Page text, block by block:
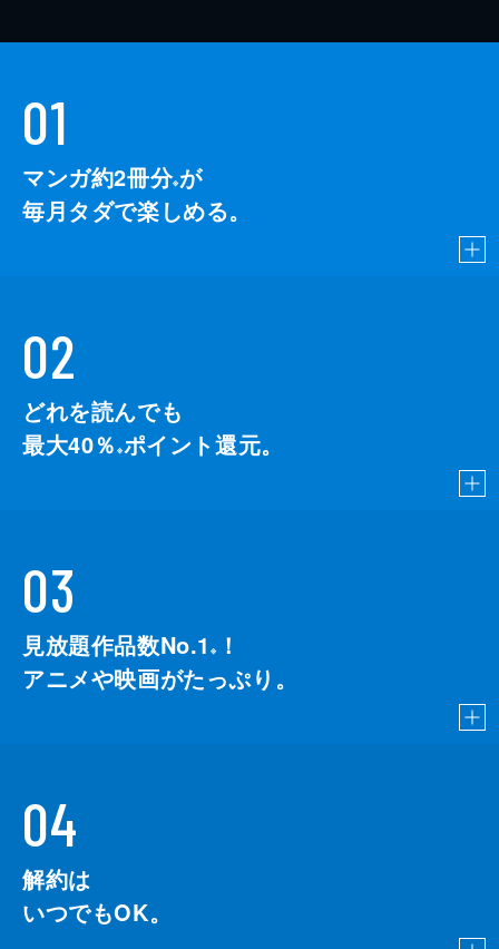
01
マンガ約2冊分※が
毎月タダで楽しめる。
02
どれを読んでも
最大40％ ※ポイント還元。
03
見放題作品数No.1 ※
！
アニメや映画がたっぷり。
04
解約は
いつでもOK。